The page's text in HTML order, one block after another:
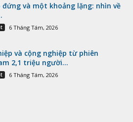
đứng và một khoảng lặng: nhìn về
6 Tháng Tám, 2026
và cộng nghiệp từ phiên
2,1 triệu người...
6 Tháng Tám, 2026